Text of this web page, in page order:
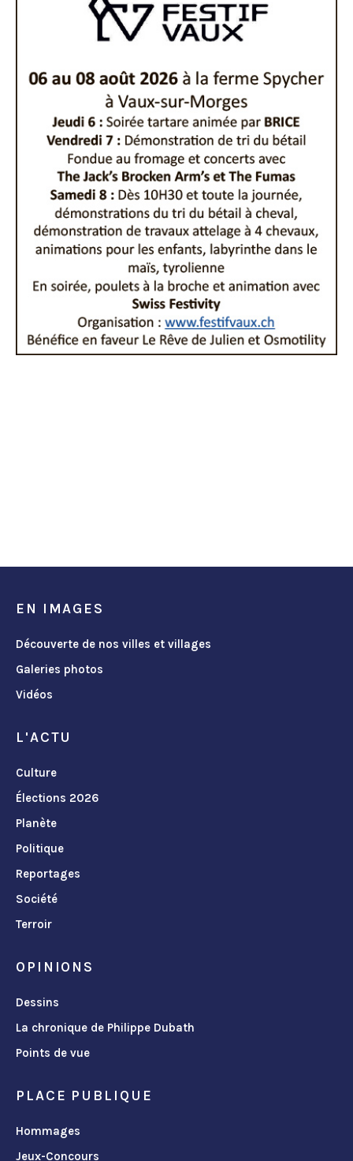
EN IMAGES
Découverte de nos villes et villages
Galeries photos
Vidéos
L'ACTU
Culture
Élections 2026
Planète
Politique
Reportages
Société
Terroir
OPINIONS
Dessins
La chronique de Philippe Dubath
Points de vue
PLACE PUBLIQUE
Hommages
Jeux-Concours